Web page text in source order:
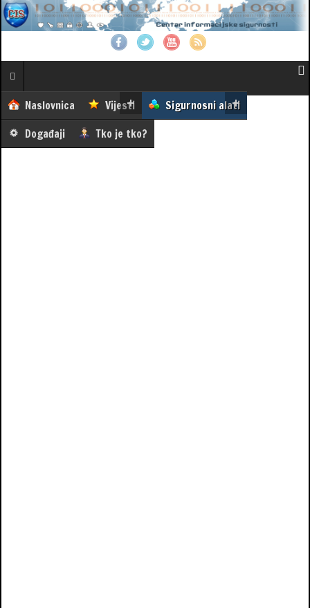
Naslovnica Vijesti
Sigurnosni alati
Događaji
Tko je tko?